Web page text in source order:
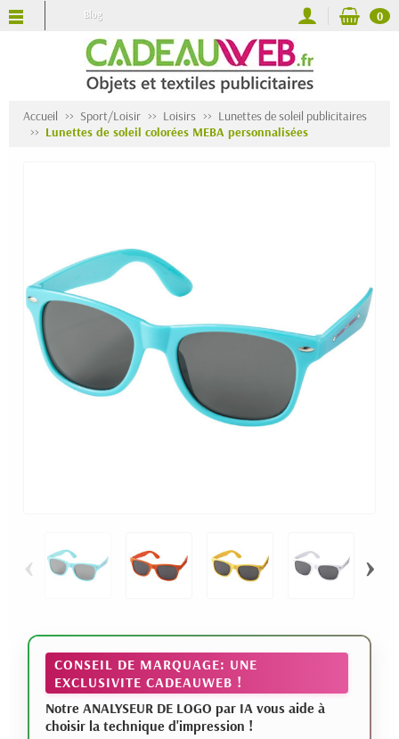
Blog 0
Accueil Sport/Loisir Loisirs
Lunettes de soleil publicitaires
Lunettes de soleil colorées MEBA personnalisées
‹ ›
CONSEIL DE MARQUAGE: UNE
EXCLUSIVITE CADEAUWEB !
Notre ANALYSEUR DE LOGO par IA vous aide à
choisir la technique d'impression !